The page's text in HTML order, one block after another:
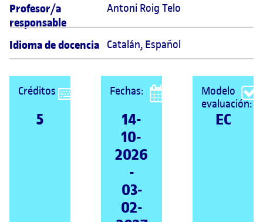
Profesor/a
responsable
Antoni Roig Telo
Idioma de docencia Catalán, Español
Créditos
5
Fechas:
14-
10-
2026
-
03-
02-
Modelo
evaluación:
EC